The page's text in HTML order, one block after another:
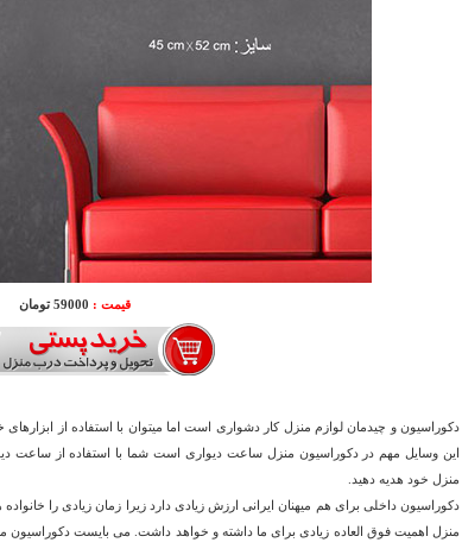
قیمت : 59000 تومان
دکوراسیون و چیدمان لوازم منزل کار دشواری است اما میتوان با استفاده از
این وسایل مهم در دکوراسیون منزل ساعت دیواری است شما با استفاده از ساعت
منزل خود هدیه دهید.
دکوراسیون داخلی برای هم میهنان ایرانی ارزش زیادی دارد زیرا زمان زیادی را
منزل اهمیت فوق العاده زیادی برای ما داشته و خواهد داشت. می بایست دکوراسیون